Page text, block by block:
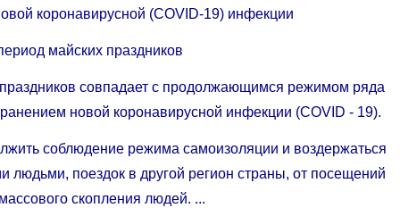
коронавирусной (COVID-19) инфекции
майских праздников
совпадает с продолжающимся режимом ряда
новой коронавирусной инфекции (COVID - 19).
соблюдение режима самоизоляции и воздержаться
людьми, поездок в другой регион страны, от посещений
скопления людей. ...